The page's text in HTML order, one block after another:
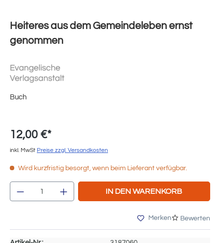
Heiteres aus dem Gemeindeleben ernst
genommen
Buch
12,00 €*
inkl. MwSt Preise zzgl. Versandkosten
Wird kurzfristig besorgt, wenn beim Lieferant verfügbar.
Produkt Anzahl: Gib den gewünschten
IN DEN WARENKORB
Merken Bewerten